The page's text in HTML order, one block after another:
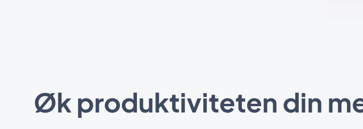
Øk produktiviteten din